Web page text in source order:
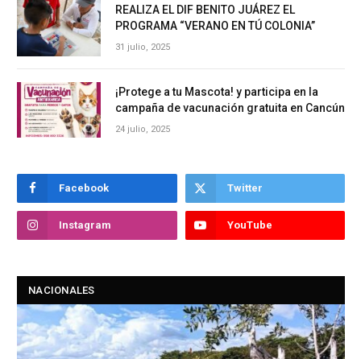
REALIZA EL DIF BENITO JUÁREZ EL
PROGRAMA “VERANO EN TÚ COLONIA”
31 julio, 2025
¡Protege a tu Mascota! y participa en la
campaña de vacunación gratuita en Cancún
24 julio, 2025
Facebook Twitter
Instagram YouTube
NACIONALES